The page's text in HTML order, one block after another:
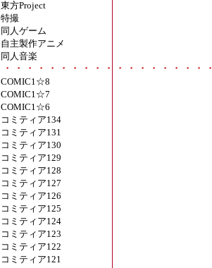
東方Project
特撮
同人ゲーム
自主製作アニメ
同人音楽
・・・・・・・・・・・・・・・・・・・
COMIC1☆8
COMIC1☆7
COMIC1☆6
コミティア134
コミティア131
コミティア130
コミティア129
コミティア128
コミティア127
コミティア126
コミティア125
コミティア124
コミティア123
コミティア122
コミティア121